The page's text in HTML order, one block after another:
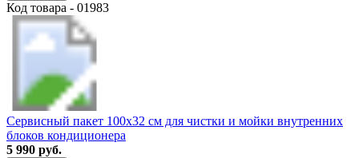
Код товара - 01983
Сервисный пакет 100х32 см для чистки и мойки внутренних
блоков кондиционера
5 990 руб.